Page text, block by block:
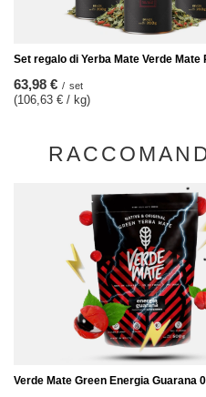
Set regalo di Yerba Mate Verde Mate
63,98 € / set
(106,63 € / kg)
Verde Mate Green Energia Guarana